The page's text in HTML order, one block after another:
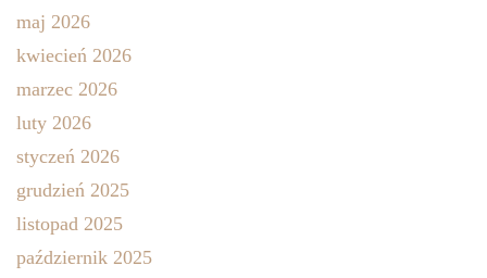
maj 2026
kwiecień 2026
marzec 2026
luty 2026
styczeń 2026
grudzień 2025
listopad 2025
październik 2025